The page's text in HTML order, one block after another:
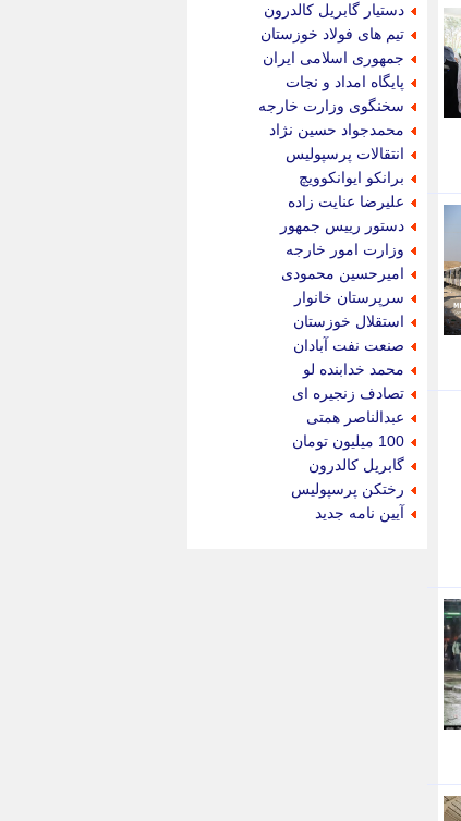
دستیار گابریل کالدرون
تیم های فولاد خوزستان
جمهوری اسلامی ایران
پایگاه امداد و نجات
سخنگوی وزارت خارجه
محمدجواد حسین نژاد
انتقالات پرسپولیس
برانکو ایوانکوویچ
علیرضا عنایت زاده
دستور رییس جمهور
وزارت امور خارجه
امیرحسین محمودی
سرپرستان خانوار
استقلال خوزستان
صنعت نفت آبادان
محمد خدابنده لو
تصادف زنجیره ای
عبدالناصر همتی
100 میلیون تومان
گابریل کالدرون
رختکن پرسپولیس
آیین نامه جدید